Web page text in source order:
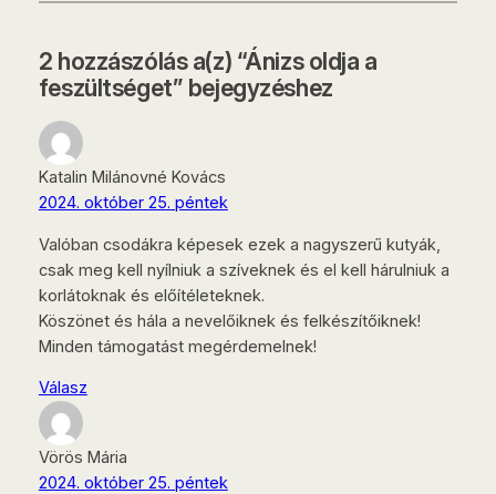
2 hozzászólás a(z) “Ánizs oldja a
feszültséget” bejegyzéshez
Katalin Milánovné Kovács
2024. október 25. péntek
Valóban csodákra képesek ezek a nagyszerű kutyák,
csak meg kell nyílniuk a szíveknek és el kell hárulniuk a
korlátoknak és előítéleteknek.
Köszönet és hála a nevelőiknek és felkészítőiknek!
Minden támogatást megérdemelnek!
Válasz
Vörös Mária
2024. október 25. péntek